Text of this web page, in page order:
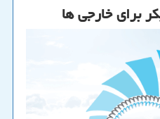
برای خارجی ها